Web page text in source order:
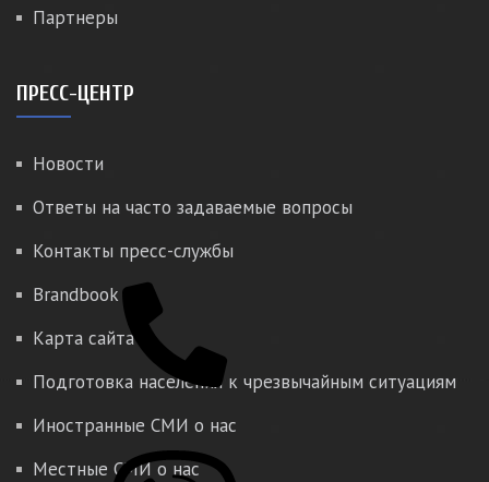
Партнеры
ПРЕСС-ЦЕНТР
Новости
Ответы на часто задаваемые вопросы
Контакты пресс-службы
Brandbook
Карта сайта
Подготовка населения к чрезвычайным ситуациям
Иностранные СМИ о нас
Местные СМИ о нас